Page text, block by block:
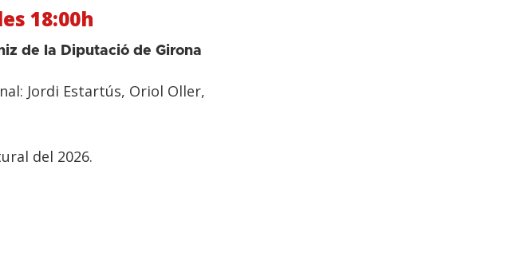
18:00h
de la Diputació de Girona
Jordi Estartús, Oriol Oller,
del 2026.